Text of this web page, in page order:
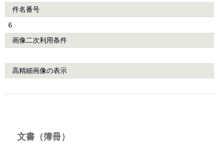
件名番号
6
画像二次利用条件
高精細画像の表示
文書（簿冊）